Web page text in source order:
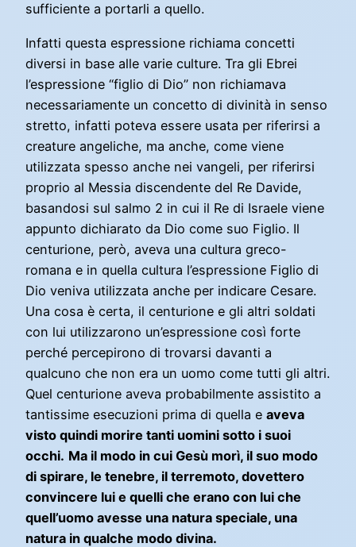
sufficiente a portarli a quello.
Infatti questa espressione richiama concetti
diversi in base alle varie culture. Tra gli Ebrei
l’espressione “figlio di Dio” non richiamava
necessariamente un concetto di divinità in senso
stretto, infatti poteva essere usata per riferirsi a
creature angeliche, ma anche, come viene
utilizzata spesso anche nei vangeli, per riferirsi
proprio al Messia discendente del Re Davide,
basandosi sul salmo 2 in cui il Re di Israele viene
appunto dichiarato da Dio come suo Figlio. Il
centurione, però, aveva una cultura greco-
romana e in quella cultura l’espressione Figlio di
Dio veniva utilizzata anche per indicare Cesare.
Una cosa è certa, il centurione e gli altri soldati
con lui utilizzarono un’espressione così forte
perché percepirono di trovarsi davanti a
qualcuno che non era un uomo come tutti gli altri.
Quel centurione aveva probabilmente assistito a
tantissime esecuzioni prima di quella e aveva
visto quindi morire tanti uomini sotto i suoi
occhi. Ma il modo in cui Gesù morì, il suo modo
di spirare, le tenebre, il terremoto, dovettero
convincere lui e quelli che erano con lui che
quell’uomo avesse una natura speciale, una
natura in qualche modo divina.